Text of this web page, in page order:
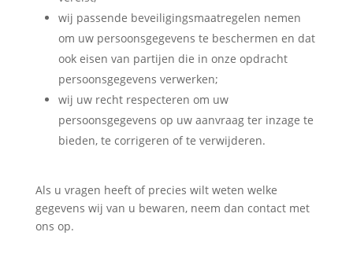
wij passende beveiligingsmaatregelen nemen
om uw persoonsgegevens te beschermen en dat
ook eisen van partijen die in onze opdracht
persoonsgegevens verwerken;
wij uw recht respecteren om uw
persoonsgegevens op uw aanvraag ter inzage te
bieden, te corrigeren of te verwijderen.
Als u vragen heeft of precies wilt weten welke
gegevens wij van u bewaren, neem dan contact met
ons op.